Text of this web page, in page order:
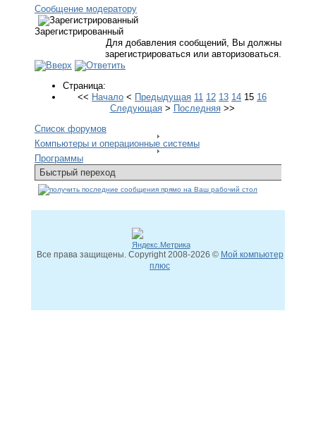
Сообщение модератору
Зарегистрированный
Для добавления сообщений, Вы должны
зарегистрироваться или авторизоваться.
Страница:
<< Начало < Предыдущая 11 12 13 14 15 16
Следующая> Последняя>>
Список форумов
Компьютеры и операционные системы
Программы
Все права защищены. Copyright2008-2026 © Мой компьютер
плюс